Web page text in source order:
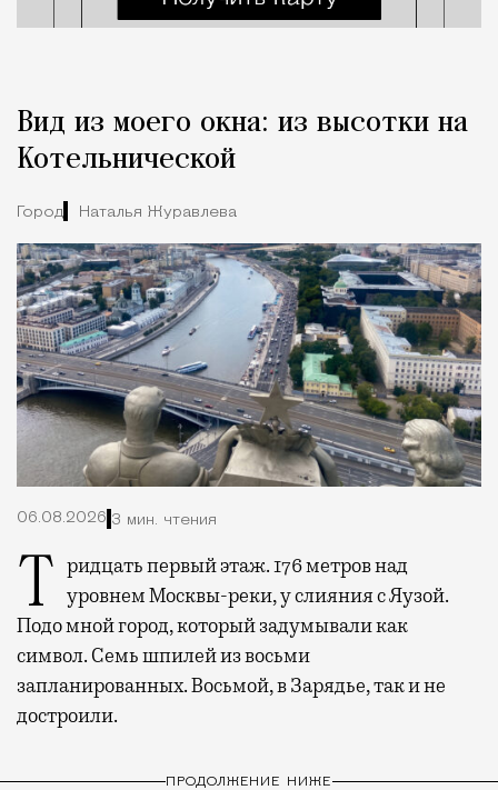
Вид из моего окна: из высотки на
Котельнической
Город Наталья Журавлева
06.08.2026 3 мин. чтения
Тридцать первый этаж. 176 метров над уровнем Москвы-реки, у слияния с Яузой.
Подо мной город, который задумывали как
символ. Семь шпилей из восьми
запланированных. Восьмой, в Зарядье, так и не
достроили.
ПРОДОЛЖЕНИЕ НИЖЕ